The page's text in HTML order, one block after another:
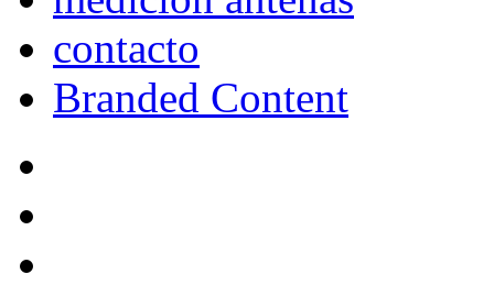
contacto
Branded Content